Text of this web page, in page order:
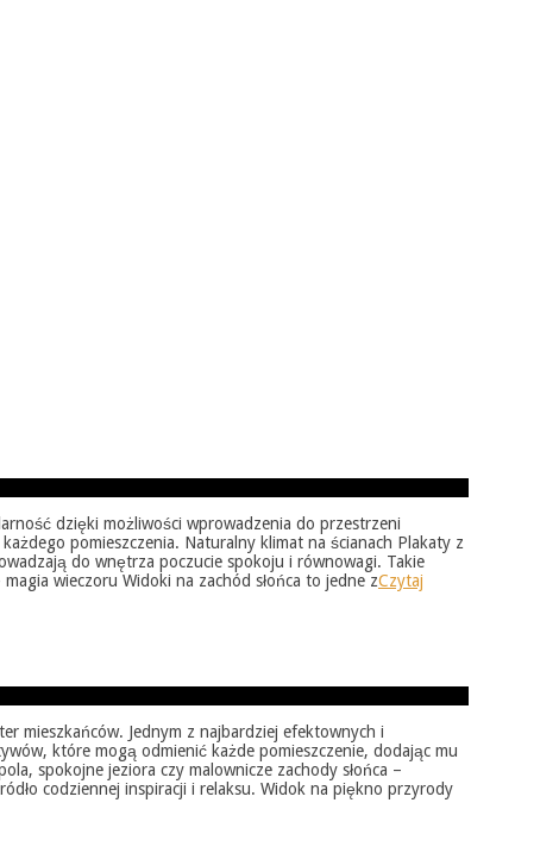
dzięki możliwości wprowadzenia do przestrzeni
pomieszczenia. Naturalny klimat na ścianach Plakaty z
do wnętrza poczucie spokoju i równowagi. Takie
wieczoru Widoki na zachód słońca to jedne zCzytaj
mieszkańców. Jednym z najbardziej efektownych i
które mogą odmienić każde pomieszczenie, dodając mu
spokojne jeziora czy malownicze zachody słońca –
codziennej inspiracji i relaksu. Widok na piękno przyrody